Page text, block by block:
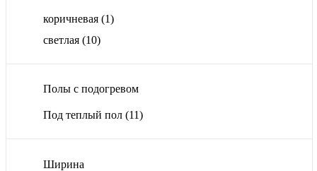
коричневая (1)
светлая (10)
Полы с подогревом
Под теплый пол (11)
Ширина